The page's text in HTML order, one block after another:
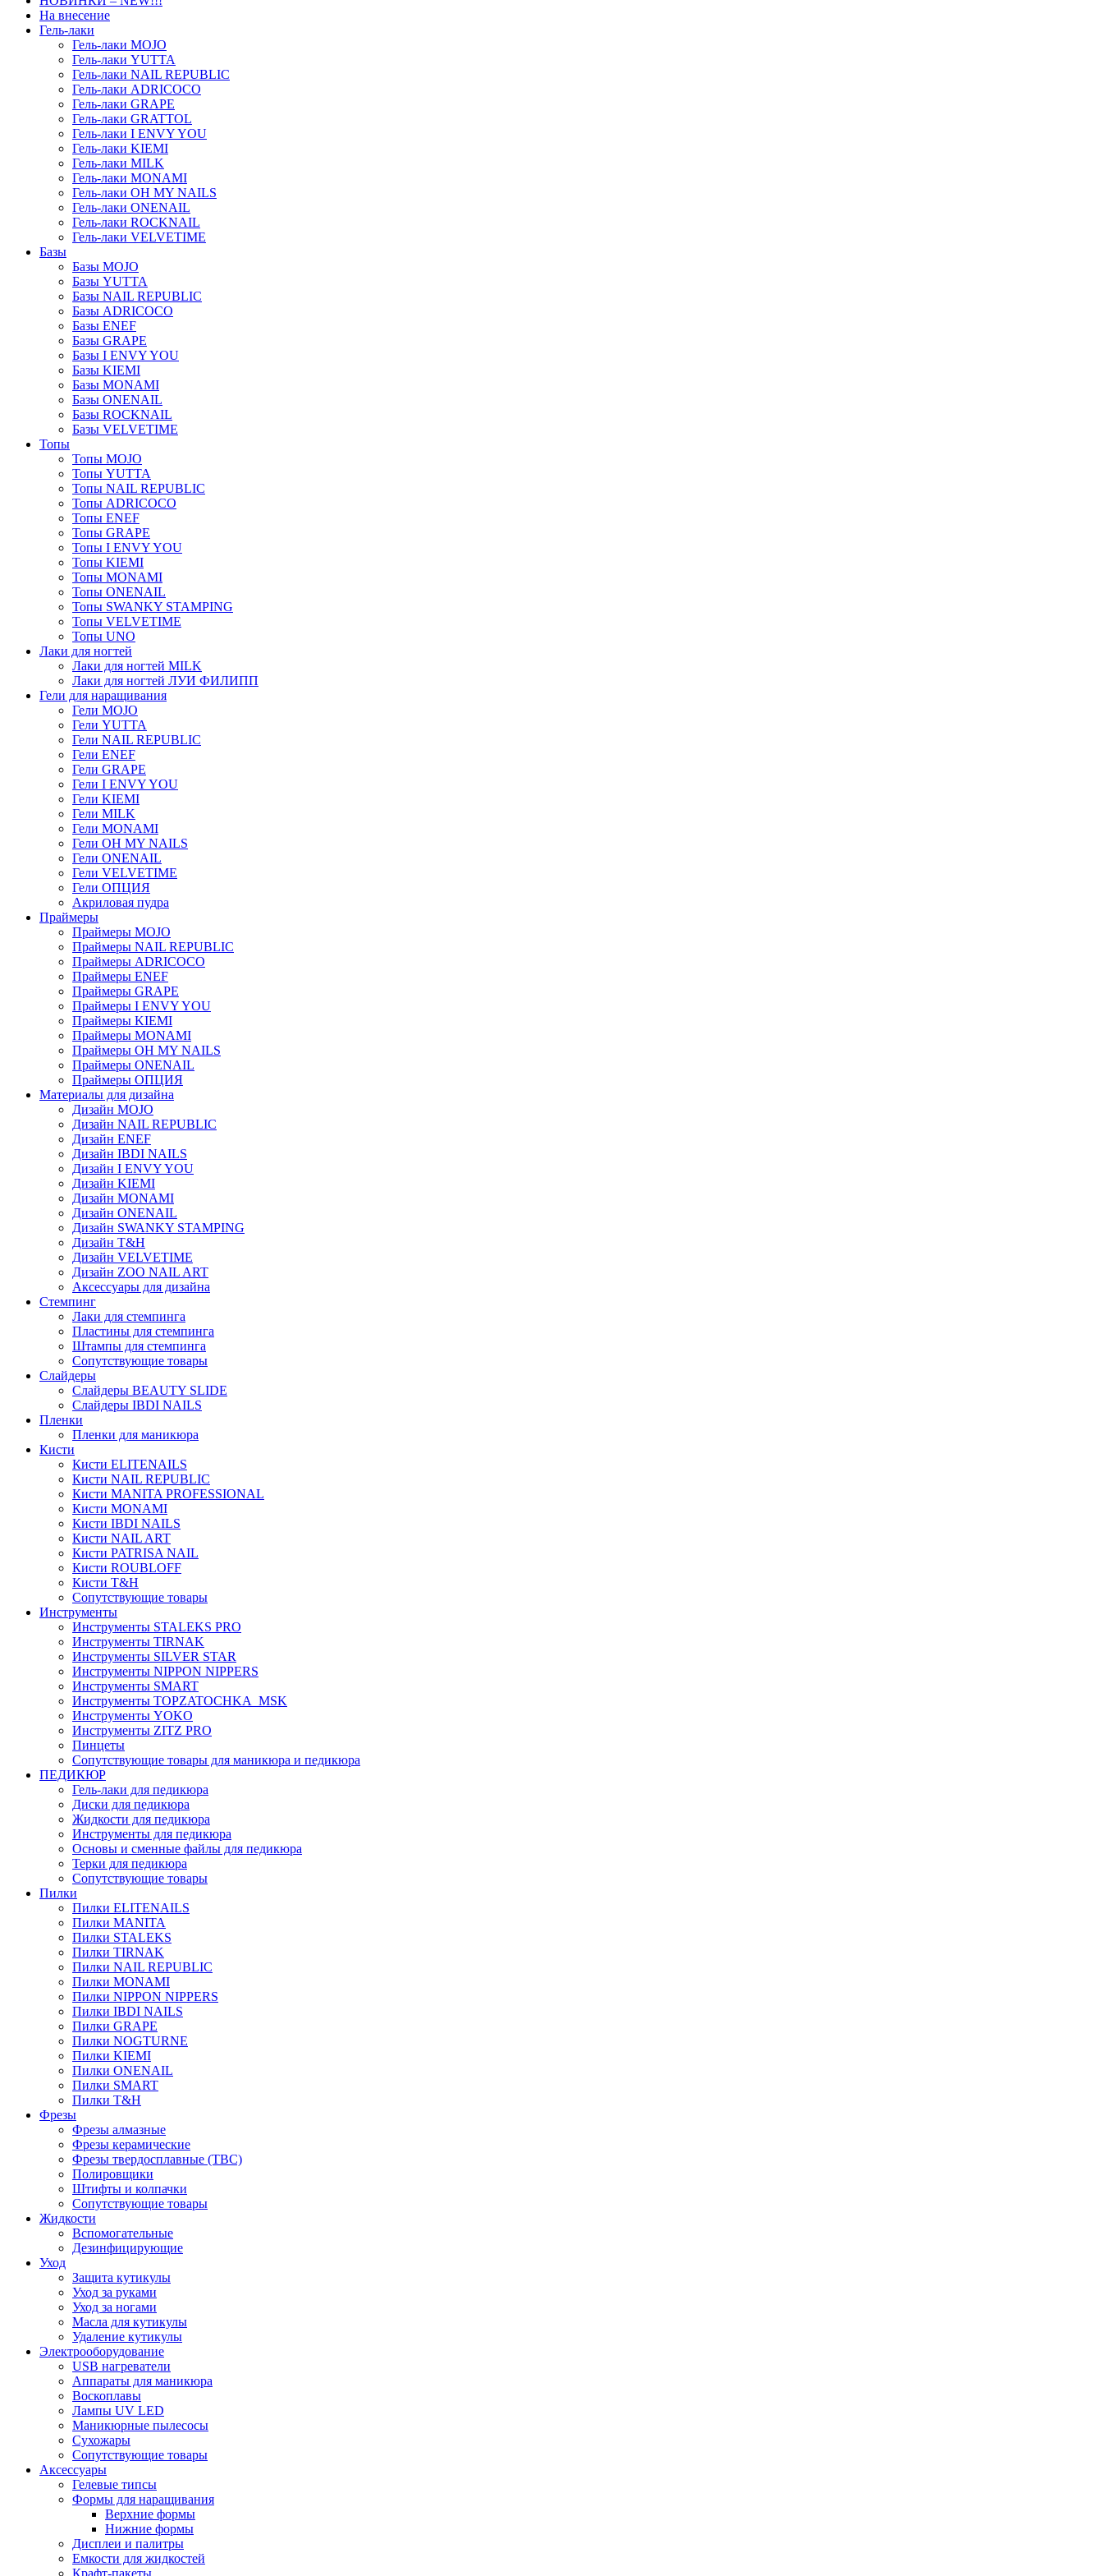
На внесение
Гель-лаки
Гель-лаки MOJO
Гель-лаки YUTTA
Гель-лаки NAIL REPUBLIC
Гель-лаки ADRICOCO
Гель-лаки GRAPE
Гель-лаки GRATTOL
Гель-лаки I ENVY YOU
Гель-лаки KIEMI
Гель-лаки MILK
Гель-лаки MONAMI
Гель-лаки OH MY NAILS
Гель-лаки ONENAIL
Гель-лаки ROCKNAIL
Гель-лаки VELVETIME
Базы
Базы MOJO
Базы YUTTA
Базы NAIL REPUBLIC
Базы ADRICOCO
Базы ENEF
Базы GRAPE
Базы I ENVY YOU
Базы KIEMI
Базы MONAMI
Базы ONENAIL
Базы ROCKNAIL
Базы VELVETIME
Топы
Топы MOJO
Топы YUTTA
Топы NAIL REPUBLIC
Топы ADRICOCO
Топы ENEF
Топы GRAPE
Топы I ENVY YOU
Топы KIEMI
Топы MONAMI
Топы ONENAIL
Топы SWANKY STAMPING
Топы VELVETIME
Топы UNO
Лаки для ногтей
Лаки для ногтей MILK
Лаки для ногтей ЛУИ ФИЛИПП
Гели для наращивания
Гели MOJO
Гели YUTTA
Гели NAIL REPUBLIC
Гели ENEF
Гели GRAPE
Гели I ENVY YOU
Гели KIEMI
Гели MILK
Гели MONAMI
Гели OH MY NAILS
Гели ONENAIL
Гели VELVETIME
Гели ОПЦИЯ
Акриловая пудра
Праймеры
Праймеры MOJO
Праймеры NAIL REPUBLIC
Праймеры ADRICOCO
Праймеры ENEF
Праймеры GRAPE
Праймеры I ENVY YOU
Праймеры KIEMI
Праймеры MONAMI
Праймеры OH MY NAILS
Праймеры ONENAIL
Праймеры ОПЦИЯ
Материалы для дизайна
Дизайн MOJO
Дизайн NAIL REPUBLIC
Дизайн ENEF
Дизайн IBDI NAILS
Дизайн I ENVY YOU
Дизайн KIEMI
Дизайн MONAMI
Дизайн ONENAIL
Дизайн SWANKY STAMPING
Дизайн T&H
Дизайн VELVETIME
Дизайн ZOO NAIL ART
Аксессуары для дизайна
Стемпинг
Лаки для стемпинга
Пластины для стемпинга
Штампы для стемпинга
Сопутствующие товары
Слайдеры
Слайдеры BEAUTY SLIDE
Слайдеры IBDI NAILS
Пленки
Пленки для маникюра
Кисти
Кисти ELITENAILS
Кисти NAIL REPUBLIC
Кисти MANITA PROFESSIONAL
Кисти MONAMI
Кисти IBDI NAILS
Кисти NAIL ART
Кисти PATRISA NAIL
Кисти ROUBLOFF
Кисти T&H
Сопутствующие товары
Инструменты
Инструменты STALEKS PRO
Инструменты TIRNAK
Инструменты SILVER STAR
Инструменты NIPPON NIPPERS
Инструменты SMART
Инструменты TOPZATOCHKA_MSK
Инструменты YOKO
Инструменты ZITZ PRO
Пинцеты
Сопутствующие товары для маникюра и педикюра
ПЕДИКЮР
Гель-лаки для педикюра
Диски для педикюра
Жидкости для педикюра
Инструменты для педикюра
Основы и сменные файлы для педикюра
Терки для педикюра
Сопутствующие товары
Пилки
Пилки ELITENAILS
Пилки MANITA
Пилки STALEKS
Пилки TIRNAK
Пилки NAIL REPUBLIC
Пилки MONAMI
Пилки NIPPON NIPPERS
Пилки IBDI NAILS
Пилки GRAPE
Пилки NOGTURNE
Пилки KIEMI
Пилки ONENAIL
Пилки SMART
Пилки T&H
Фрезы
Фрезы алмазные
Фрезы керамические
Фрезы твердосплавные (ТВС)
Полировщики
Штифты и колпачки
Сопутствующие товары
Жидкости
Вспомогательные
Дезинфицирующие
Уход
Защита кутикулы
Уход за руками
Уход за ногами
Масла для кутикулы
Удаление кутикулы
Электрооборудование
USB нагреватели
Аппараты для маникюра
Воскоплавы
Лампы UV LED
Маникюрные пылесосы
Сухожары
Сопутствующие товары
Аксессуары
Гелевые типсы
Формы для наращивания
Верхние формы
Нижние формы
Дисплеи и палитры
Емкости для жидкостей
Крафт-пакеты